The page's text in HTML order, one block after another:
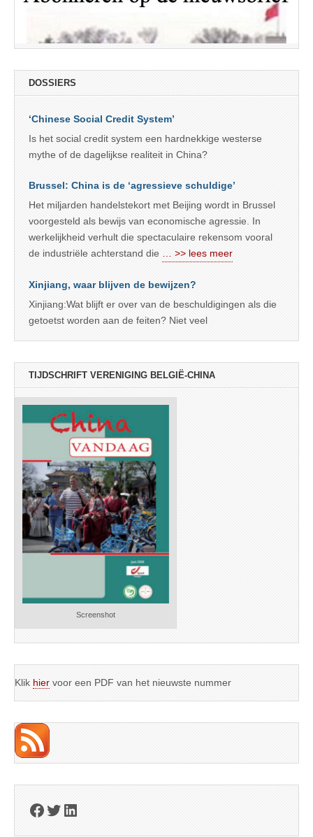
DOSSIERS
‘Chinese Social Credit System’
Is het social credit system een hardnekkige westerse
mythe of de dagelijkse realiteit in China?
Brussel: China is de ‘agressieve schuldige’
Het miljarden handelstekort met Beijing wordt in Brussel
voorgesteld als bewijs van economische agressie. In
werkelijkheid verhult die spectaculaire rekensom vooral
de industriële achterstand die
… >> lees meer
Xinjiang, waar blijven de bewijzen?
Xinjiang:Wat blijft er over van de beschuldigingen als die
getoetst worden aan de feiten? Niet veel
TIJDSCHRIFT VERENIGING BELGIË-CHINA
Screenshot
Klik hier voor een PDF van het nieuwste nummer
Facebook
Twitter
LinkedIn